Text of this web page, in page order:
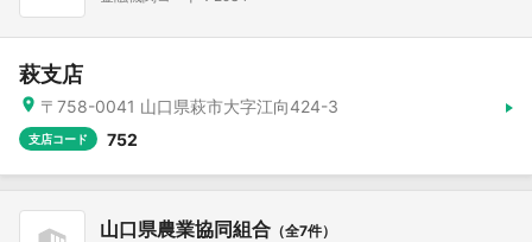
萩支店
〒758-0041 山口県萩市大字江向424-3
支店コード 752
山口県農業協同組合 （全7件）